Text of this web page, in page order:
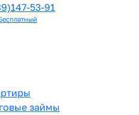
53-91
займы